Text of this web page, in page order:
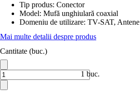
Tip produs: Conector
Model: Mufă unghiulară coaxial
Domeniu de utilizare: TV-SAT, Antene
Mai multe detalii despre produs
Cantitate (buc.)
1 buc.